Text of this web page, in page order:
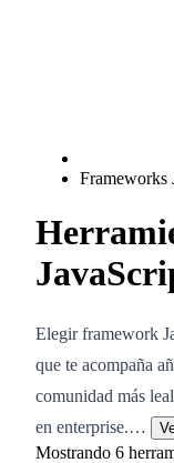
Frameworks
Elegir framework
que te acompaña
comunidad más
en enterprise.…
Mostrando 6